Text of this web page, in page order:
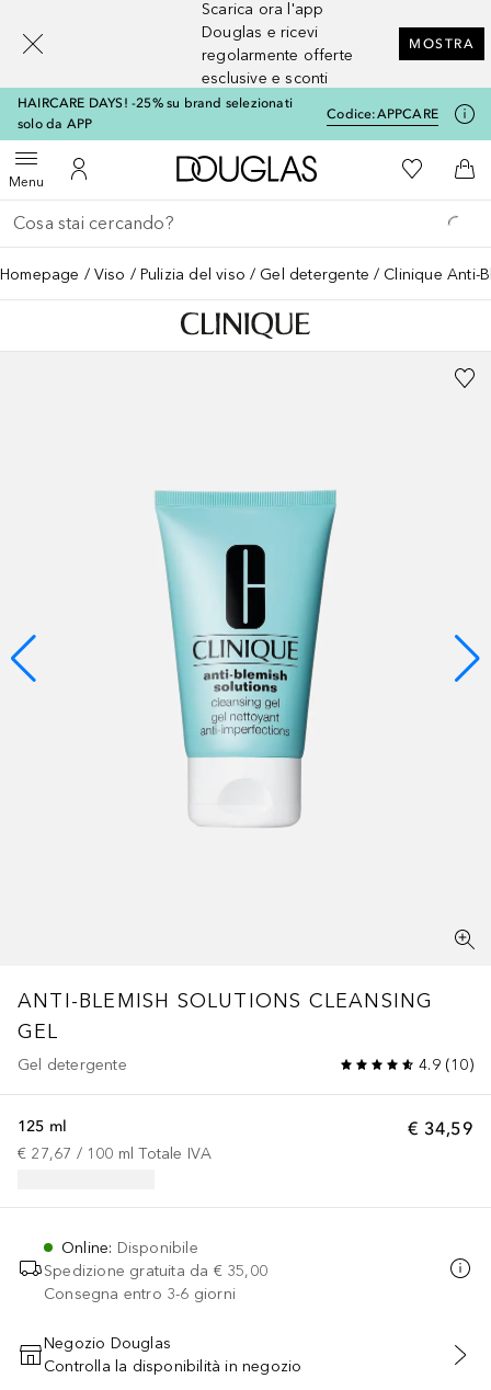
Scarica ora l'app
Douglas e ricevi
regolarmente offerte
esclusive e sconti
MOSTRA
HAIRCARE DAYS! -25% su brand selezionati
solo da APP
Codice:APPCARE
MenuApri menuAl Mio Account
A Douglas HomeAlla Mia
Al
Torna indietro
Esegui ricerca
Homepage Viso Pulizia del viso Gel detergente Clinique Anti-
ANTI-BLEMISH SOLUTIONS CLEANSING
GEL
Gel detergente 4.9(10)
€ 34,59
125 ml
€ 27,67 / 100 ml Totale IVA
Online: Disponibile
Spedizione gratuita da € 35,00
Consegna entro 3-6 giorni
AGGIUNGI AL CARRELLO
Negozio Douglas
Controlla la disponibilità in negozio
[navigation.slideout.screenreader]